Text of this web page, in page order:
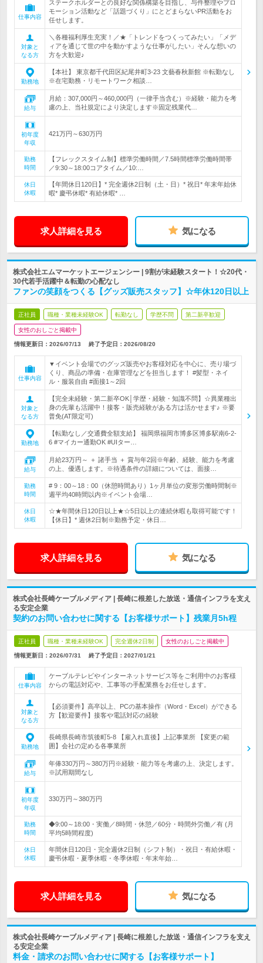
仕事内容
ステークホルダーとの良好な関係構築を目指し、与件整理やプロ
モーション活動など「話題づくり」にとどまらないPR活動をお
任せします。
対象と
なる方
＼各種福利厚生充実！／★「トレンドをつくってみたい」「メデ
ィアを通じて世の中を動かすような仕事がしたい」そんな想いの
方を大歓迎♪
勤務地
【本社】 東京都千代田区紀尾井町3-23 文藝春秋新館 ※転勤なし
※在宅勤務・リモートワーク相談…
給与
月給：307,000円～460,000円（一律手当含む）※経験・能力を考
慮の上、当社規定により決定します※固定残業代…
初年度
年収
421万円～630万円
勤務
時間
【フレックスタイム制】標準労働時間／7.5時間標準労働時間帯
／9:30～18:00コアタイム／10:…
休日
休暇
【年間休日120日】* 完全週休2日制（土・日）* 祝日* 年末年始休
暇* 慶弔休暇* 有給休暇* …
求人詳細を見る 気になる
株式会社エムマーケットエージェンシー | 9割が未経験スタート！☆20代・
30代若手活躍中＆転勤の心配なし
ファンの笑顔をつくる【グッズ販売スタッフ】☆年休120日以上
正社員 職種・業種未経験OK 転勤なし 学歴不問 第二新卒歓迎
女性のおしごと掲載中
情報更新日：2026/07/13 終了予定日： 2026/08/20
仕事内容
▼イベント会場でのグッズ販売やお客様対応を中心に、売り場づ
くり、商品の準備・在庫管理などを担当します！ #髪型・ネイ
ル・服装自由 #面接1～2回
対象と
なる方
【完全未経験・第二新卒OK│学歴・経験・知識不問】☆異業種出
身の先輩も活躍中！接客・販売経験がある方は活かせます♪ ※要
普免(AT限定可)
勤務地
【転勤なし／交通費全額支給】 福岡県福岡市博多区博多駅南6-2-
6 #マイカー通勤OK #UIター…
給与
月給23万円～ ＋ 諸手当 ＋ 賞与年2回※年齢、経験、能力を考慮
の上、優遇します。※待遇条件の詳細については、面接…
勤務
時間
# 9：00～18：00（休憩時間あり）1ヶ月単位の変形労働時間制※
週平均40時間以内※イベント会場…
休日
休暇
☆★年間休日120日以上★☆5日以上の連続休暇も取得可能です！
【休日】* 週休2日制※勤務予定・休日…
求人詳細を見る 気になる
株式会社長崎ケーブルメディア | 長崎に根差した放送・通信インフラを支え
る安定企業
契約のお問い合わせに関する【お客様サポート】残業月5h程
正社員 職種・業種未経験OK 完全週休2日制 女性のおしごと掲載中
情報更新日：2026/07/31 終了予定日： 2027/01/21
仕事内容
ケーブルテレビやインターネットサービス等をご利用中のお客様
からの電話対応や、工事等の手配業務をお任せします。
対象と
なる方
【必須要件】高卒以上、PCの基本操作（Word・Excel）ができる
方【歓迎要件】接客や電話対応の経験
勤務地
長崎県長崎市筑後町5-8 【雇入れ直後】上記事業所 【変更の範
囲】会社の定める各事業所
給与
年俸330万円～380万円※経験・能力等を考慮の上、決定します。
※試用期間なし
初年度
年収
330万円～380万円
勤務
時間
◆9:00～18:00・実働／8時間・休憩／60分・時間外労働／有 (月
平均5時間程度)
休日
休暇
年間休日120日・完全週休2日制（シフト制）・祝日・有給休暇・
慶弔休暇・夏季休暇・冬季休暇・年末年始…
求人詳細を見る 気になる
株式会社長崎ケーブルメディア | 長崎に根差した放送・通信インフラを支え
る安定企業
料金・請求のお問い合わせに関する【お客様サポート】